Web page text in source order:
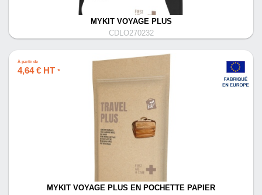
MYKIT VOYAGE PLUS
CDLO270232
À partir de
4,64 € HT *
MYKIT VOYAGE PLUS EN POCHETTE PAPIER